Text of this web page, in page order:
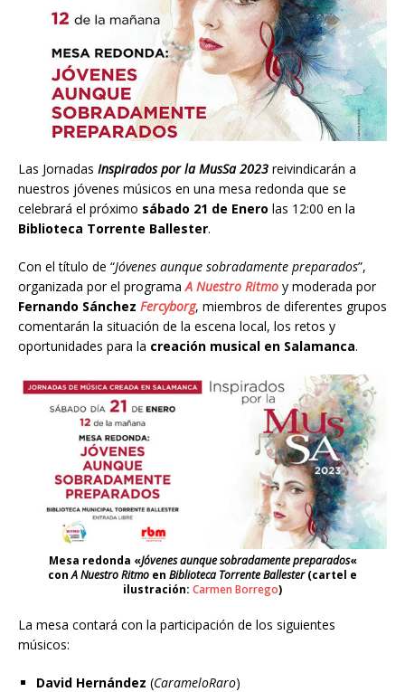
Las Jornadas Inspirados por la MusSa 2023 reivindicarán a
nuestros jóvenes músicos en una mesa redonda que se
celebrará el próximo sábado 21 de Enero las 12:00 en la
Biblioteca Torrente Ballester.
Con el título de “Jóvenes aunque sobradamente preparados”,
organizada por el programaA Nuestro Ritmo y moderada por
Fernando Sánchez Fercyborg, miembros de diferentes grupos
comentarán la situación de la escena local, los retos y
oportunidades para la creación musical en Salamanca.
Mesa redonda «Jóvenes aunque sobradamente preparados«
conA Nuestro Ritmo en Biblioteca Torrente Ballester(cartel e
ilustración: Carmen Borrego)
La mesa contará con la participación de los siguientes
músicos:
David Hernández (CarameloRaro)